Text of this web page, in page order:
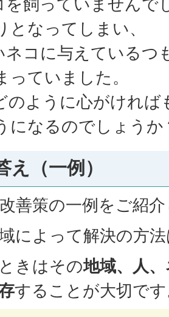
を飼っていませんで
となってしまい、
ネコに与えているつ
っていました。
のように心がけれ
になるのでしょうか
え（一例）
善策の一例をご紹
によって解決の方
きはその地域、人
することが大切で